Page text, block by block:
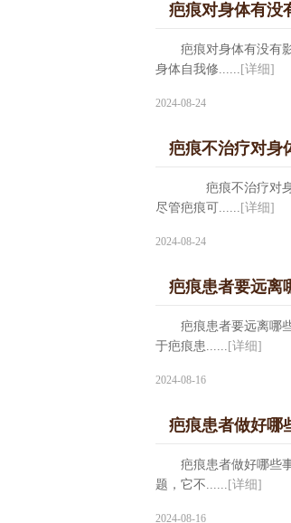
疤痕对身体有没
疤痕对身体有没有影
身体自我修...... [详细]
2024-08-24
疤痕不治疗对身
疤痕不治疗对身体有
尽管疤痕可...... [详细]
2024-08-24
疤痕患者要远离
疤痕患者要远离哪些
于疤痕患...... [详细]
2024-08-16
疤痕患者做好哪
疤痕患者做好哪些事
题，它不...... [详细]
2024-08-16